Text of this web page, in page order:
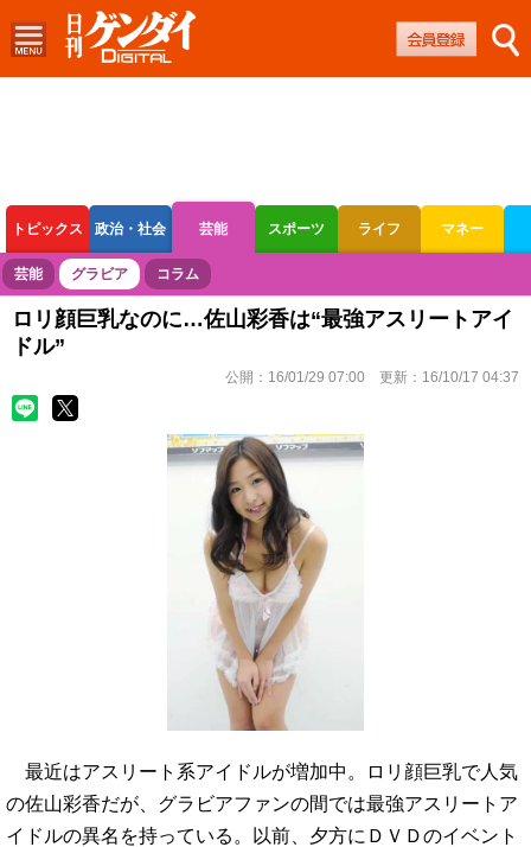
トピックス 政治・社会 芸能 スポーツ ライフ マネー
ボートレース 競輪 オートレース
芸能 グラビア コラム
ロリ顔巨乳なのに…佐山彩香は“最強アスリートアイ
ドル”
公開： 16/01/29 07:00 更新： 16/10/17 04:37
最近はアスリート系アイドルが増加中。ロリ顔巨乳で人気
の佐山彩香だが、グラビアファンの間では最強アスリートア
イドルの異名を持っている。以前、夕方にＤＶＤのイベント